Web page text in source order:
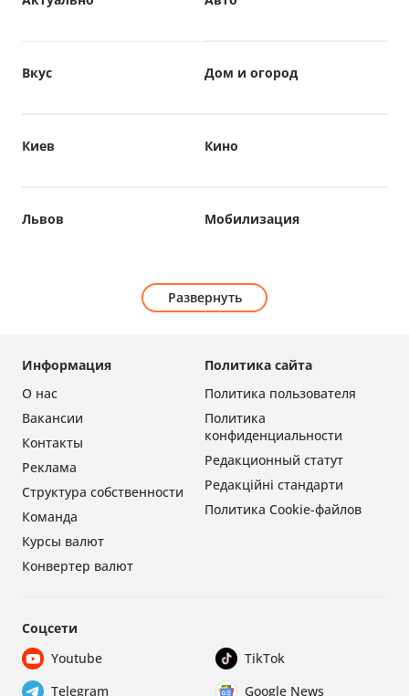
Вкус Дом и огород
Киев Кино
Львов Мобилизация
Развернуть
Политика сайта
Политика пользователя
Политика
конфиденциальности
Редакционный статут
Редакційні стандарти
Политика Cookie-файлов
Информация
О нас
Вакансии
Контакты
Реклама
Структура собственности
Команда
Курсы валют
Конвертер валют
Соцсети
Youtube
TikTok
Telegram
Google News